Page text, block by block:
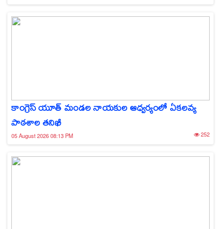
కాంగ్రెస్ యూత్ మండల నాయకుల ఆధ్వర్యంలో ఏకలవ్య
పాఠశాల తనిఖీ
05 August 2026 08:13 PM 252